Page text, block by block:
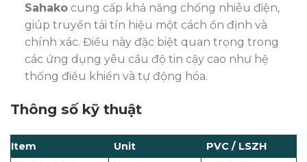
Sahakocung cấp khả năng chống nhiễu điện,
giúp truyền tải tín hiệu một cách ổn định và
chính xác. Điều này đặc biệt quan trọng trong
các ứng dụng yêu cầu độ tin cậy cao như hệ
thống điều khiển và tự động hóa.
Thông số kỹ thuật
Item Unit
PVC / LSZH